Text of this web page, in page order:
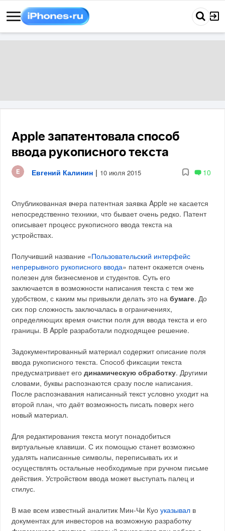
Apple запатентовала способ
ввода рукописного текста
Евгений Калинин | 10 июля 2015 10
Опубликованная вчера патентная заявка Apple не касается
непосредственно техники, что бывает очень редко. Патент
описывает процесс рукописного ввода текста на
устройствах.
Получивший название «Пользовательский интерфейс
непрерывного рукописного ввода» патент окажется очень
полезен для бизнесменов и студентов. Суть его
заключается в возможности написания текста с тем же
удобством, с каким мы привыкли делать это набумаге. До
сих пор сложность заключалась в ограничениях,
определяющих время очистки поля для ввода текста и его
границы. В Apple разработали подходящее решение.
Задокументированный материал содержит описание поля
ввода рукописного текста. Способ фиксации текста
предусматривает егодинамическую обработку. Другими
словами, буквы распознаются сразу после написания.
После распознавания написанный текст условно уходит на
второй план, что даёт возможность писать поверх него
новый материал.
Для редактирования текста могут понадобиться
виртуальные клавиши. С их помощью станет возможно
удалять написанные символы, переписывать их и
осуществлять остальные необходимые при ручном письме
действия. Устройством ввода может выступать палец и
стилус.
В мае всем известный аналитик Мин-Чи Куоуказывал в
документах для инвесторов на возможную разработку